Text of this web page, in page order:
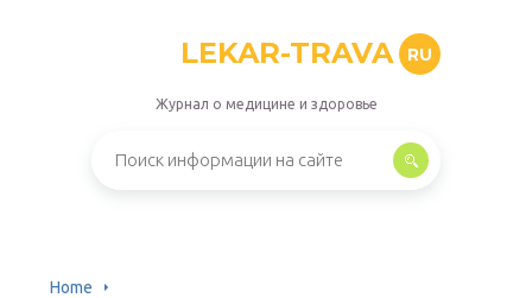
LEKAR-TRAVA RU
Журнал о медицине и здоровье
Home